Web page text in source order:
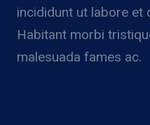
incididunt ut labore et
Habitant morbi
malesuada fames ac.